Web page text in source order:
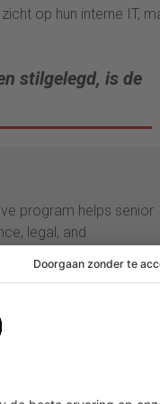
op hun interne IT,
stilgelegd, is de
program helps senior
legal, and
cyber incidents.
and details at
van executives